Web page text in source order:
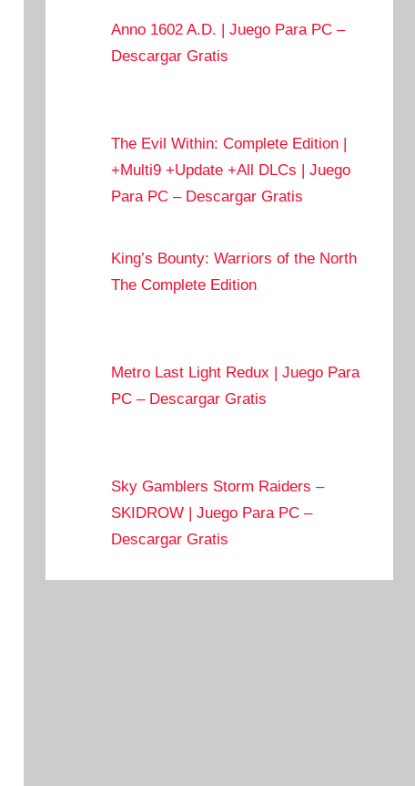
Anno 1602 A.D. | Juego Para PC –
Descargar Gratis
The Evil Within: Complete Edition |
+Multi9 +Update +All DLCs | Juego
Para PC – Descargar Gratis
King’s Bounty: Warriors of the North
The Complete Edition
Metro Last Light Redux | Juego Para
PC – Descargar Gratis
Sky Gamblers Storm Raiders –
SKIDROW | Juego Para PC –
Descargar Gratis